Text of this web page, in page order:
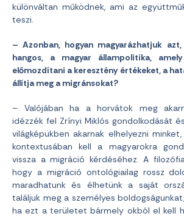
különváltan működnek, ami az
teszi.
– Azonban, hogyan magyarázhatjuk
hangos, a magyar állampolitika,
előmozdítani a keresztény értékeket, a
állítja meg a migránsokat?
– Valójában ha a horvátok meg
idézzék fel Zrínyi Miklós gondolkodását
világképükben akarnak elhelyezni
kontextusában kell a magyarokra
vissza a migráció kérdéséhez. A
hogy a migráció ontológiailag rossz
maradhatunk és élhetünk a saját
találjuk meg a személyes
ha ezt a területet bármely okból el kell